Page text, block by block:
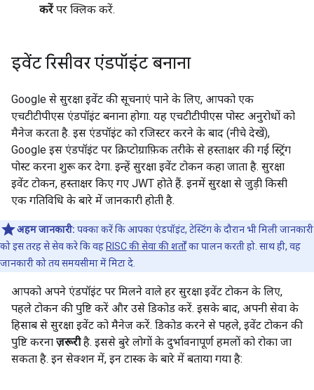
करेंपर क्लिक करें.
इवेंट रिसीवर एंडपॉइंट बनाना
Google से सुरक्षा इवेंट की सूचनाएं पाने के लिए, आपको एक
एचटीटीपीएस एंडपॉइंट बनाना होगा. यह एचटीटीपीएस पोस्ट अनुरोधों को
मैनेज करता है. इस एंडपॉइंट को रजिस्टर करने के बाद (नीचे देखें),
Google इस एंडपॉइंट पर क्रिप्टोग्राफ़िक तरीके से हस्ताक्षर की गई स्ट्रिंग
पोस्ट करना शुरू कर देगा. इन्हें सुरक्षा इवेंट टोकन कहा जाता है. सुरक्षा
इवेंट टोकन, हस्ताक्षर किए गए JWT होते हैं. इनमें सुरक्षा से जुड़ी किसी
एक गतिविधि के बारे में जानकारी होती है.
अहम जानकारी: पक्का करें कि आपका एंडपॉइंट, टेस्टिंग के दौरान भी मिली जानकारी
को इस तरह से सेव करे कि वह RISC की सेवा की शर्तोंका पालन करती हो. साथ ही, वह
जानकारी को तय समयसीमा में मिटा दे.
आपको अपने एंडपॉइंट पर मिलने वाले हर सुरक्षा इवेंट टोकन के लिए,
पहले टोकन की पुष्टि करें और उसे डिकोड करें. इसके बाद, अपनी सेवा के
हिसाब से सुरक्षा इवेंट को मैनेज करें. डिकोड करने से पहले, इवेंट टोकन की
पुष्टि करना ज़रूरीहै. इससे बुरे लोगों के दुर्भावनापूर्ण हमलों को रोका जा
सकता है. इन सेक्शन में, इन टास्क के बारे में बताया गया है: